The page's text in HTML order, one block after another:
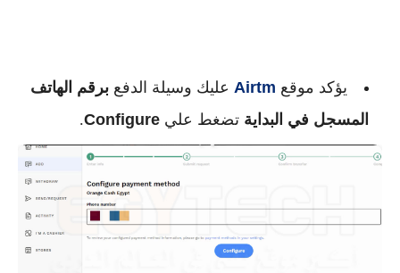
يؤكد موقع Airtm عليك وسيلة الدفع برقم الهاتف
المسجل في البداية تضغط علي Configure
.